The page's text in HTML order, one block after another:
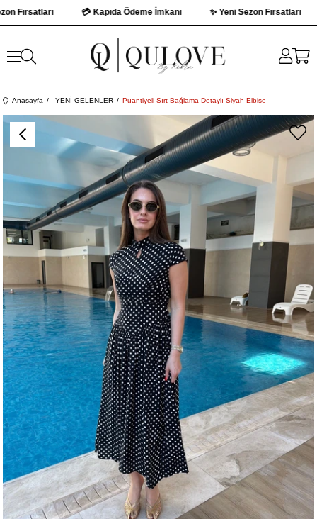
💳 Kapıda Ödeme İmkanı ✨ Yeni Sezon Fırsatları
Anasayfa YENİ GELENLER Puantiyeli Sırt Bağlama Detaylı Siyah Elbise